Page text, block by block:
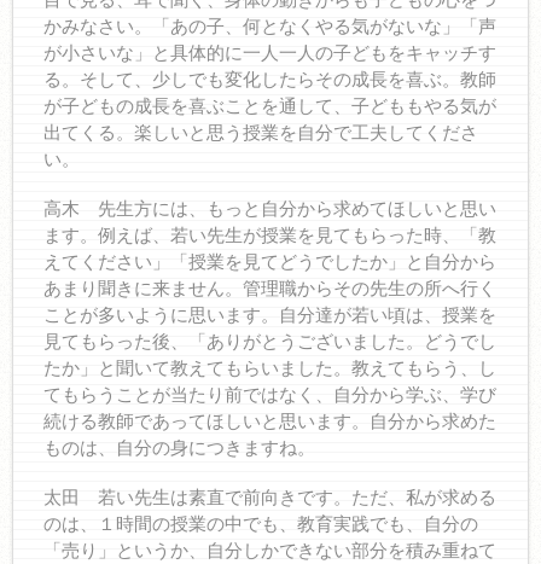
かみなさい。「あの子、何となくやる気がないな」「声
が小さいな」と具体的に一人一人の子どもをキャッチす
る。そして、少しでも変化したらその成長を喜ぶ。教師
が子どもの成長を喜ぶことを通して、子どももやる気が
出てくる。楽しいと思う授業を自分で工夫してくださ
い。
高木 先生方には、もっと自分から求めてほしいと思い
ます。例えば、若い先生が授業を見てもらった時、「教
えてください」「授業を見てどうでしたか」と自分から
あまり聞きに来ません。管理職からその先生の所へ行く
ことが多いように思います。自分達が若い頃は、授業を
見てもらった後、「ありがとうございました。どうでし
たか」と聞いて教えてもらいました。教えてもらう、し
てもらうことが当たり前ではなく、自分から学ぶ、学び
続ける教師であってほしいと思います。自分から求めた
ものは、自分の身につきますね。
太田 若い先生は素直で前向きです。ただ、私が求める
のは、１時間の授業の中でも、教育実践でも、自分の
「売り」というか、自分しかできない部分を積み重ねて